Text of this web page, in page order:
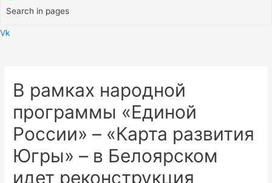
Search in pages
Vk
В рамках народной
программы «Единой
России» – «Карта развития
Югры» – в Белоярском
идет реконструкция